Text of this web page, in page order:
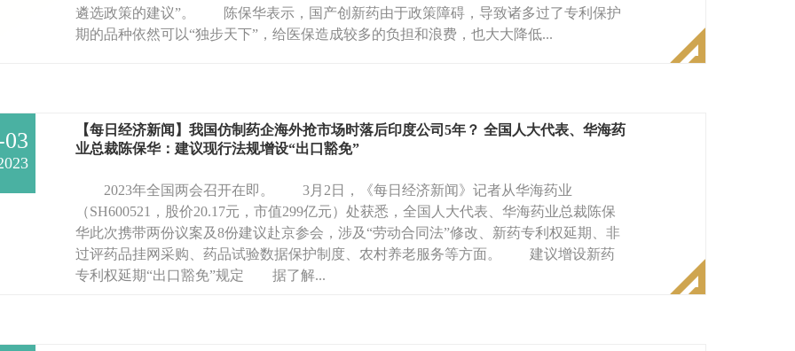
遴选政策的建议”。 陈保华表示，国产创新药由于政策障碍，导致诸多过了专利保护
期的品种依然可以“独步天下”，给医保造成较多的负担和浪费，也大大降低...
【每日经济新闻】我国仿制药企海外抢市场时落后印度公司5年？ 全国人大代表、华海药
业总裁陈保华：建议现行法规增设“出口豁免”
2023年全国两会召开在即。 3月2日，《每日经济新闻》记者从华海药业
（SH600521，股价20.17元，市值299亿元）处获悉，全国人大代表、华海药业总裁陈保
华此次携带两份议案及8份建议赴京参会，涉及“劳动合同法”修改、新药专利权延期、非
过评药品挂网采购、药品试验数据保护制度、农村养老服务等方面。 建议增设新药
专利权延期“出口豁免”规定 据了解...